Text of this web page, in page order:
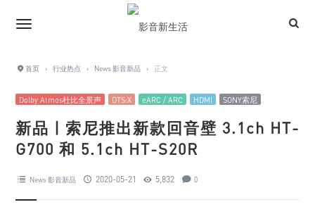
首页 › 行业热点 › News 影音新品 › 正文
Dolby Atmos杜比全景声 DTS:X eARC / ARC HDMI SONY索尼
新品 | 索尼推出新款回音壁 3.1ch HT-
G700 和 5.1ch HT-S20R
News 影音新品 2020-05-21 5,832 0